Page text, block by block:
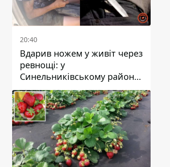
20:40
Вдарив ножем у живіт через
ревнощі: у
Синельниківському районі
затримали 49-річного
чоловіка за вбивство